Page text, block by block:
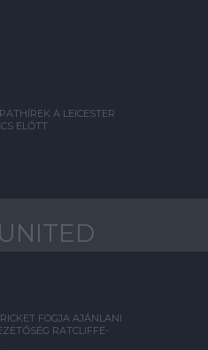
A LEICESTER
ELŐTT
FOGJA AJÁNLANI
RATCLIFFE-